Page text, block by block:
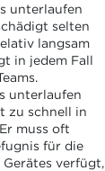
unterlaufen
selten
langsam
in jedem Fall
unterlaufen
zu schnell in
muss oft
für die
verfügt,